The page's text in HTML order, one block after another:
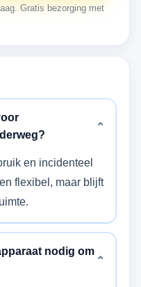
Gratis bezorging met
⌄
en incidenteel
flexibel, maar blijft
nodig om
⌄